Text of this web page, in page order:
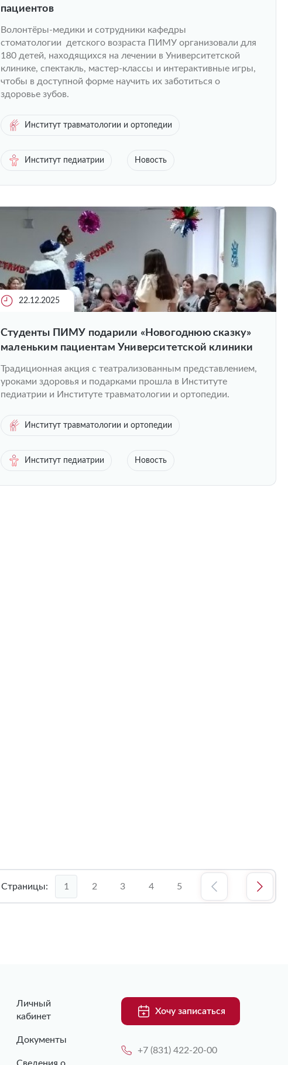
пациентов
Волонтёры-медики и сотрудники кафедры
стоматологии детского возраста ПИМУ организовали для
180 детей, находящихся на лечении в Университетской
клинике, спектакль, мастер-классы и интерактивные игры,
чтобы в доступной форме научить их заботиться о
здоровье зубов.
Институт травматологии и ортопедии
Институт педиатрии Новость
22.12.2025
Студенты ПИМУ подарили «Новогоднюю сказку»
маленьким пациентам Университетской клиники
Традиционная акция с театрализованным представлением,
уроками здоровья и подарками прошла в Институте
педиатрии и Институте травматологии и ортопедии.
Институт травматологии и ортопедии
Институт педиатрии Новость
Страницы: 1 2 3 4 5
Личный
кабинет
Документы
Хочу записаться
+7 (831) 422-20-00